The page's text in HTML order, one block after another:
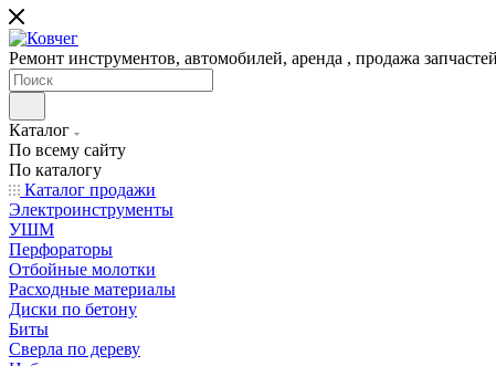
Ремонт инструментов, автомобилей, аренда , продажа
Каталог
По всему сайту
По каталогу
Каталог продажи
Электроинструменты
УШМ
Перфораторы
Отбойные молотки
Расходные материалы
Диски по бетону
Биты
Сверла по дереву